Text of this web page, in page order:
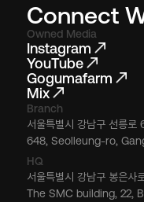
Connect
Owned Media
Instagram
YouTube
Gogumafarm
Mix
HQ
서울특별시 강남구 봉은사
The SMC building, 22,
Branch
서울특별시 강남구 선릉로
648, Seolleung-ro,